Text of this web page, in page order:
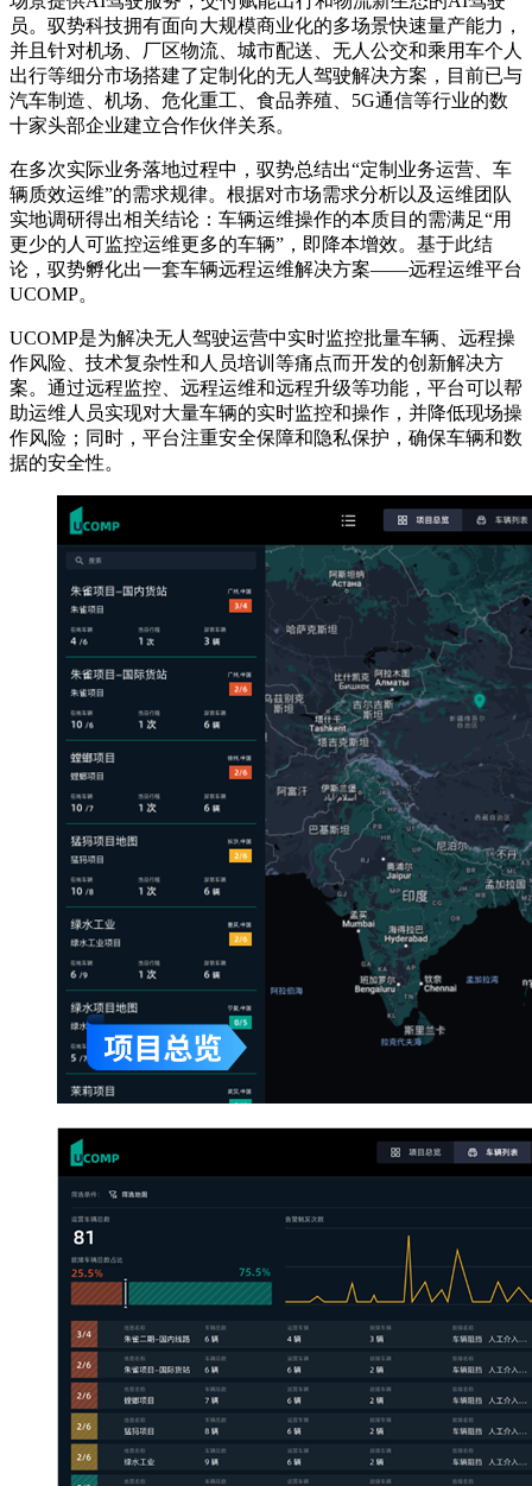
员。驭势科技拥有面向大规模商业化的多场景快速量产能力，
并且针对机场、厂区物流、城市配送、无人公交和乘用车个人
出行等细分市场搭建了定制化的无人驾驶解决方案，目前已与
汽车制造、机场、危化重工、食品养殖、5G通信等行业的数
十家头部企业建立合作伙伴关系。
在多次实际业务落地过程中，驭势总结出“定制业务运营、车
辆质效运维”的需求规律。根据对市场需求分析以及运维团队
实地调研得出相关结论：车辆运维操作的本质目的需满足“用
更少的人可监控运维更多的车辆”，即降本增效。基于此结
论，驭势孵化出一套车辆远程运维解决方案——远程运维平台
UCOMP。
UCOMP是为解决无人驾驶运营中实时监控批量车辆、远程操
作风险、技术复杂性和人员培训等痛点而开发的创新解决方
案。通过远程监控、远程运维和远程升级等功能，平台可以帮
助运维人员实现对大量车辆的实时监控和操作，并降低现场操
作风险；同时，平台注重安全保障和隐私保护，确保车辆和数
据的安全性。